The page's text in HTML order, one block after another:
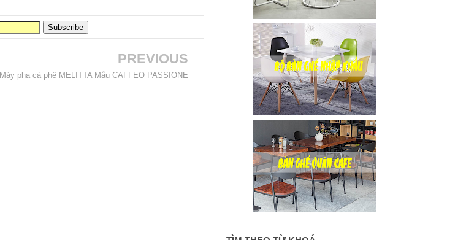
PREVIOUS
Máy pha cà phê MELITTA Mẫu CAFFEO PASSIONE